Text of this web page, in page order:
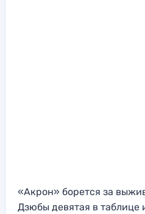
«Акрон» борется за
Дзюбы девятая в таблице